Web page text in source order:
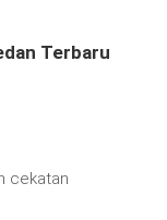
Terbaru
cekatan